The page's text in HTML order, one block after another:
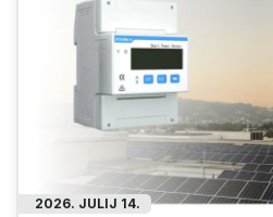
2026. JULIJ 14.